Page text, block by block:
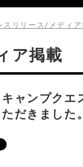
スリリース/メディア
ア掲載
キャンプクエ
ただきました。